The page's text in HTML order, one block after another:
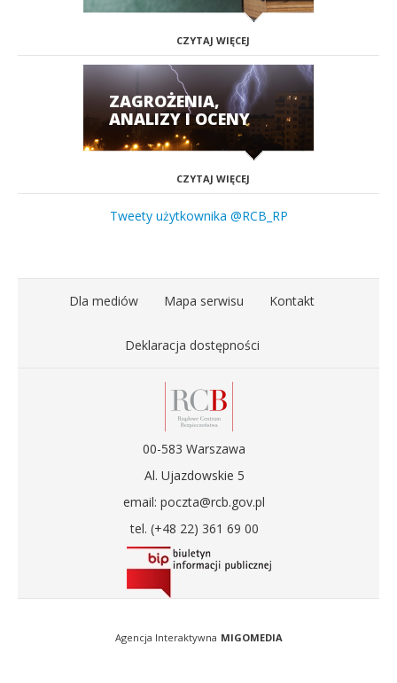
CZYTAJ WIĘCEJ
ZAGROŻENIA,
ANALIZY I OCENY
CZYTAJ WIĘCEJ
Tweety użytkownika @RCB_RP
Dla mediów Mapa serwisu Kontakt
Deklaracja dostępności
00-583 Warszawa
Al. Ujazdowskie 5
email: poczta@rcb.gov.pl
tel. (+48 22) 361 69 00
Agencja Interaktywna MIGOMEDIA